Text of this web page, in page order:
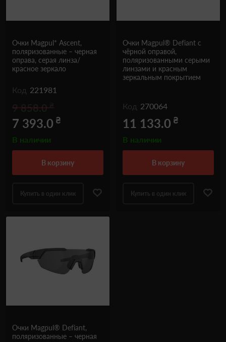
Очки Magpul* Ascent,
поляризованные – черная
оправа, серая линза/
красное зеркало
Код 221981
9 858.0
7 393.0 ₴
В наличии
в корзину
Купить в один клик
Очки Magpul® Defiant с
чёрной оправой,
поляризованными серыми
линзами и красным
зеркальным покрытием
Код 270064
11 133.0 ₴
В наличии
в корзину
Купить в один клик
Очки Magpul® Defiant,
поляризованные – черная